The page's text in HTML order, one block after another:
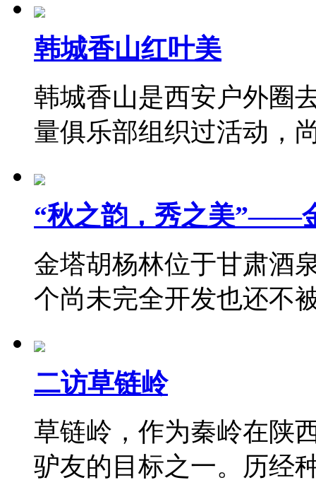
韩城香山红叶美
韩城香山是西安户外圈
量俱乐部组织过活动，
“秋之韵，秀之美”——
金塔胡杨林位于甘肃酒
个尚未完全开发也还不
二访草链岭
草链岭，作为秦岭在陕
驴友的目标之一。历经